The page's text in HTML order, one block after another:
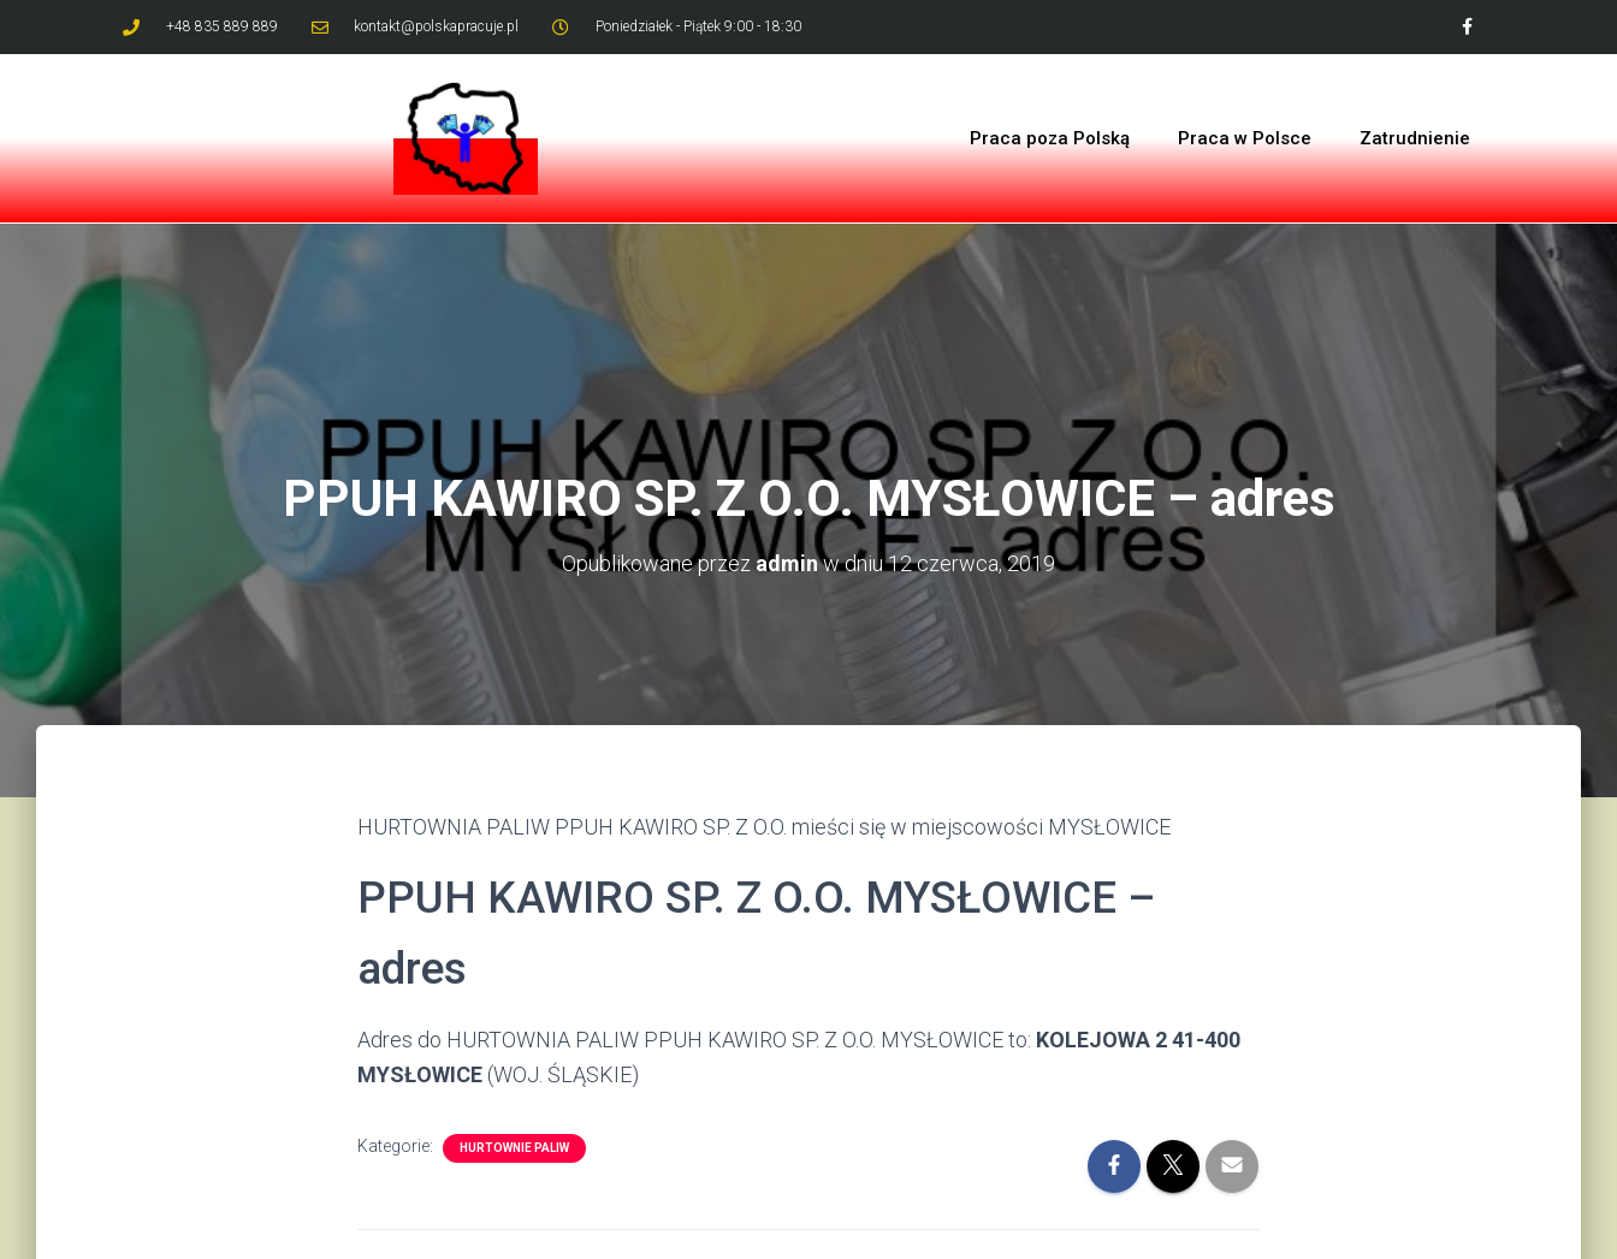
+48 835 889 889 kontakt@polskapracuje.pl Poniedziałek - Piątek 9:00 - 18:30
Praca poza Polską Praca w Polsce Zatrudnienie
PPUH KAWIRO SP. Z O.O. MYSŁOWICE – adres
Opublikowane przez adminw dniu12 czerwca, 2019
HURTOWNIA PALIW PPUH KAWIRO SP. Z O.O. mieści się w miejscowości MYSŁOWICE
PPUH KAWIRO SP. Z O.O. MYSŁOWICE –
adres
Adres do HURTOWNIA PALIW PPUH KAWIRO SP. Z O.O. MYSŁOWICE to: KOLEJOWA 2 41-400
MYSŁOWICE (WOJ. ŚLĄSKIE)
Kategorie: HURTOWNIE PALIW